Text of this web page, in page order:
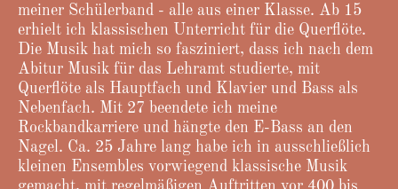
meiner Schülerband - alle aus einer Klasse. Ab 15
erhielt ich klassischen Unterricht für die Querflöte.
Die Musik hat mich so fasziniert, dass ich nach dem
Abitur Musik für das Lehramt studierte, mit
Querflöte als Hauptfach und Klavier und Bass als
Nebenfach. Mit 27 beendete ich meine
Rockbandkarriere und hängte den E-Bass an den
Nagel. Ca. 25 Jahre lang habe ich in ausschließlich
kleinen Ensembles vorwiegend klassische Musik